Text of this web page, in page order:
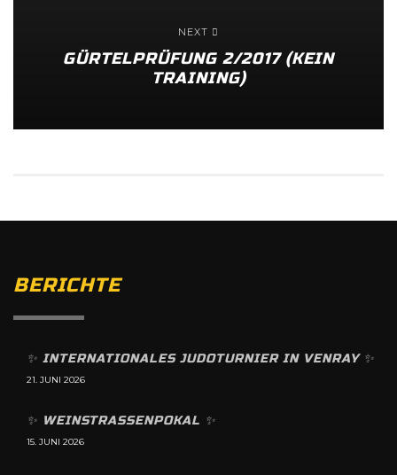
NEXT
GÜRTELPRÜFUNG 2/2017 (KEIN
TRAINING)
BERICHTE
✨️ INTERNATIONALES JUDOTURNIER IN VENRAY ✨️
21. JUNI 2026
✨️ WEINSTRASSENPOKAL ✨️
15. JUNI 2026